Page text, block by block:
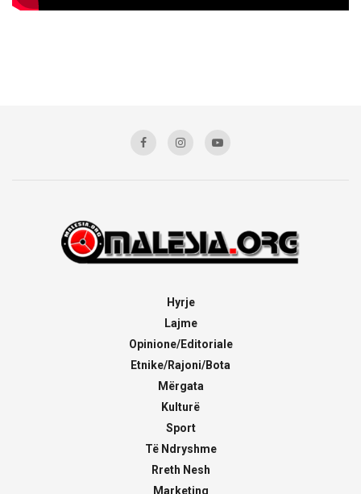
Hyrje
Lajme
Opinione/Editoriale
Etnike/Rajoni/Bota
Mërgata
Kulturë
Sport
Të Ndryshme
Rreth Nesh
Marketing